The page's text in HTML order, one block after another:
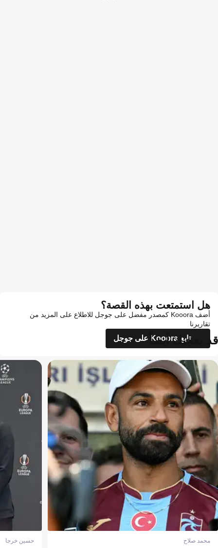
هل استمتعت بهذه القصة؟
أضف Kooora كمصدر مفضل على جوجل للاطلاع على المزيد من
تقاريرنا
تابع Kooora على جوجل
قد يعجبك أيضاً
محمد صلاح حسين خرجا